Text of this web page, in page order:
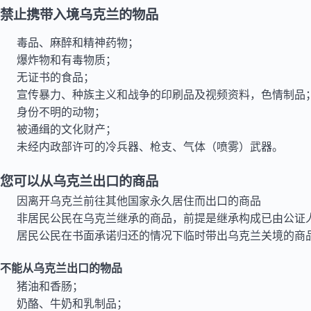
禁止携带入境乌克兰的物品
毒品、麻醉和精神药物；
爆炸物和有毒物质；
无证书的食品；
宣传暴力、种族主义和战争的印刷品及视频资料，色情制品；
身份不明的动物；
被通缉的文化财产；
未经内政部许可的冷兵器、枪支、气体（喷雾）武器。
您可以从乌克兰出口的商品
因离开乌克兰前往其他国家永久居住而出口的商品
非居民公民在乌克兰继承的商品，前提是继承构成已由公证
居民公民在书面承诺归还的情况下临时带出乌克兰关境的商
不能从乌克兰出口的物品
猪油和香肠；
奶酪、牛奶和乳制品；